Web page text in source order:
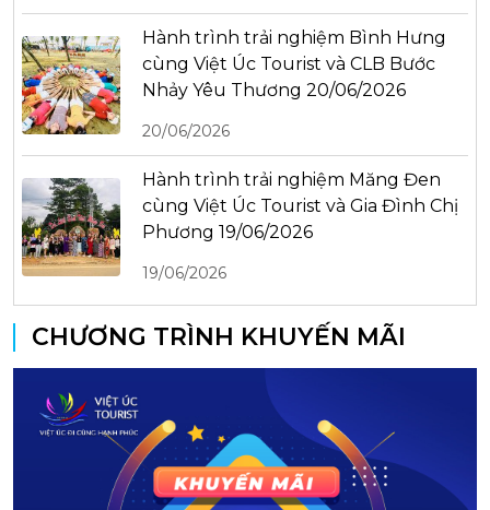
Hành trình trải nghiệm Bình Hưng
cùng Việt Úc Tourist và CLB Bước
Nhảy Yêu Thương 20/06/2026
20/06/2026
Hành trình trải nghiệm Măng Đen
cùng Việt Úc Tourist và Gia Đình Chị
Phương 19/06/2026
19/06/2026
CHƯƠNG TRÌNH KHUYẾN MÃI